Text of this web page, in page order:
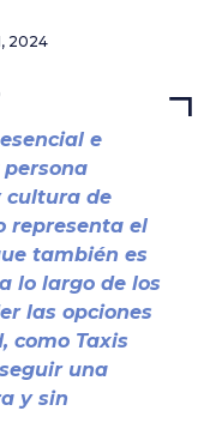
2024
e
cultura de
representa el
también es
lo largo de los
las opciones
como Taxis
una
y sin